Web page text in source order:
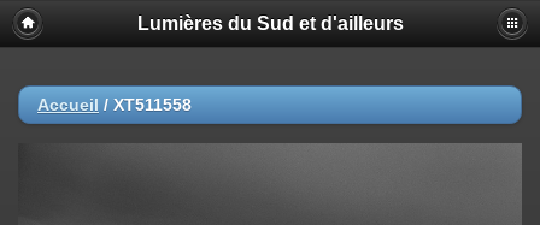
Lumières du Sud et d'ailleurs
Accueil / XT511558